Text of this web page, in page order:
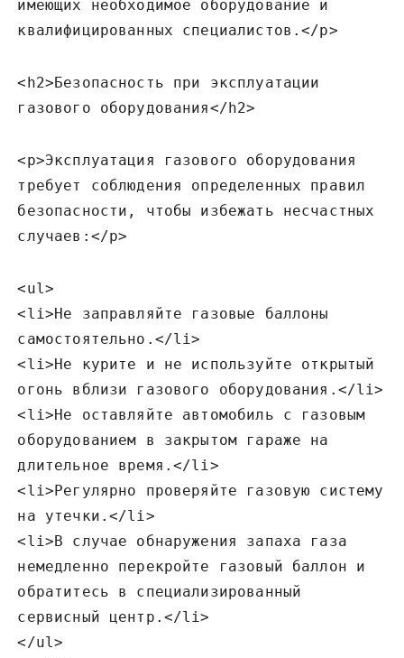
имеющих необходимое оборудование и
квалифицированных специалистов.</p>
<h2>Безопасность при эксплуатации
газового оборудования</h2>
<p>Эксплуатация газового оборудования
требует соблюдения определенных правил
безопасности‚ чтобы избежать несчастных
случаев:</p>
<ul>
<li>Не заправляйте газовые баллоны
самостоятельно.</li>
<li>Не курите и не используйте открытый
огонь вблизи газового оборудования.</li>
<li>Не оставляйте автомобиль с газовым
оборудованием в закрытом гараже на
длительное время.</li>
<li>Регулярно проверяйте газовую систему
на утечки.</li>
<li>В случае обнаружения запаха газа
немедленно перекройте газовый баллон и
обратитесь в специализированный
сервисный центр.</li>
</ul>